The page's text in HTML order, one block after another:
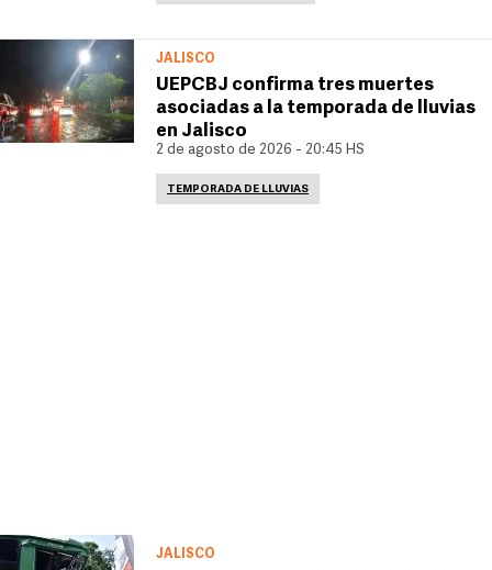
JALISCO
UEPCBJ confirma tres muertes
asociadas a la temporada de lluvias
en Jalisco
2 de agosto de 2026 - 20:45 HS
TEMPORADA DE LLUVIAS
JALISCO